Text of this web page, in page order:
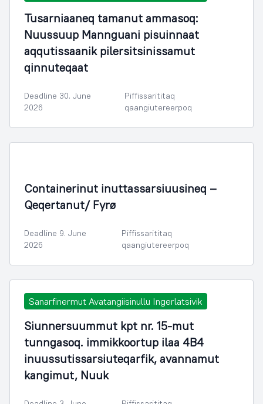
Tusarniaaneq tamanut ammasoq:
Nuussuup Mannguani pisuinnaat
aqqutissaanik pilersitsinissamut
qinnuteqaat
Deadline 30. June
2026
Piffissarititaq
qaangiutereerpoq
Containerinut inuttassarsiuusineq –
Qeqertanut/ Fyrø
Deadline 9. June
2026
Piffissarititaq
qaangiutereerpoq
Sanarfinermut Avatangiisinullu Ingerlatsivik
Siunnersuummut kpt nr. 15-mut
tunngasoq. immikkoortup ilaa 4B4
inuussutissarsiuteqarfik, avannamut
kangimut, Nuuk